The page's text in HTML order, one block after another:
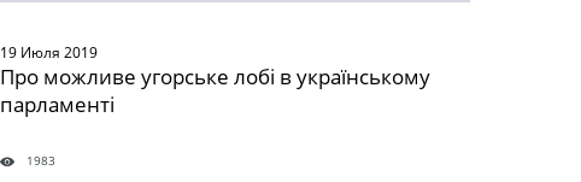
19 Июля 2019
Про можливе угорське лобі в українському
парламенті
1983